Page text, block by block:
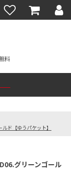
料
ド【ゆうパケット】
グリーンゴール